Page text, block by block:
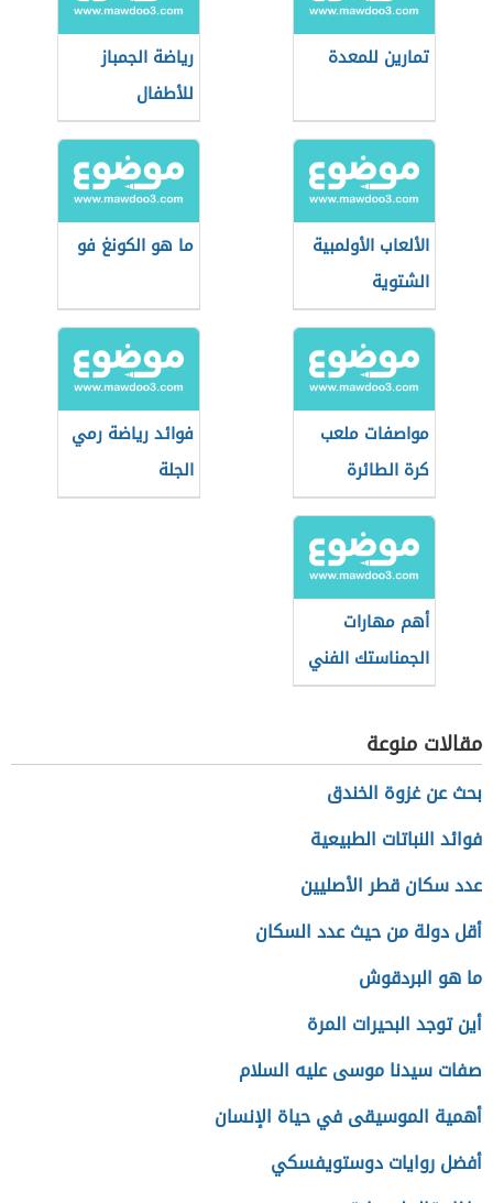
تمارين للمعدة
رياضة الجمباز
للأطفال
الألعاب الأولمبية
الشتوية
ما هو الكونغ فو
مواصفات ملعب
كرة الطائرة
الشاطئية
فوائد رياضة رمي
الجلة
أهم مهارات
الجمناستك الفني
مقالات منوعة
بحث عن غزوة الخندق
فوائد النباتات الطبيعية
عدد سكان قطر الأصليين
أقل دولة من حيث عدد السكان
ما هو البردقوش
أين توجد البحيرات المرة
صفات سيدنا موسى عليه السلام
أهمية الموسيقى في حياة الإنسان
أفضل روايات دوستويفسكي